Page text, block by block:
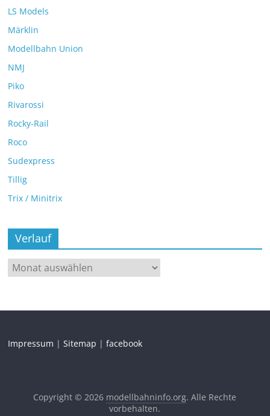
LS Models
Märklin
Modellbahn Union
NMJ
Piko
Rivarossi
Rocky-Rail
Roco
Sudexpress
Tillig
Trix / Minitrix
Verlauf
Impressum |Sitemap |facebook
Copyright © 2026 modellbahninfo.org. Alle Rechte
vorbehalten.